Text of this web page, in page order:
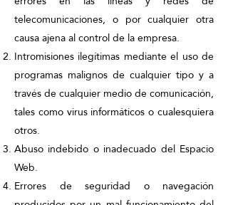
telecomunicaciones, o por cualquier otra
causa ajena al control de la empresa.
Intromisiones ilegítimas mediante el uso de
programas malignos de cualquier tipo y a
través de cualquier medio de comunicación,
tales como virus informáticos o cualesquiera
otros.
Abuso indebido o inadecuado del Espacio
Web.
Errores de seguridad o navegación